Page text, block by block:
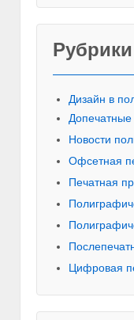
Рубрики
Дизайн в
Новости
Офсетная
Печатная
Цифровая